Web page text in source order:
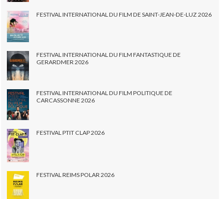
FESTIVAL INTERNATIONAL DU FILM DE SAINT-JEAN-DE-LUZ 2026
FESTIVAL INTERNATIONAL DU FILM FANTASTIQUE DE
GERARDMER 2026
FESTIVAL INTERNATIONAL DU FILM POLITIQUE DE
CARCASSONNE 2026
FESTIVAL PTIT CLAP 2026
FESTIVAL REIMS POLAR 2026